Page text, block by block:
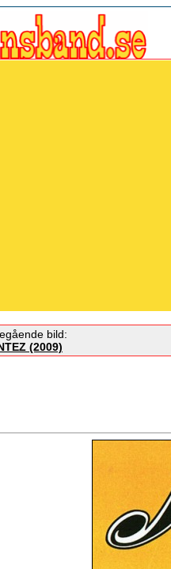
bild:
(2009)